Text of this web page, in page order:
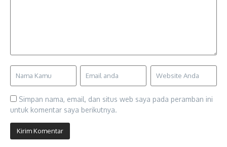
Simpan nama, email, dan situs web saya pada peramban ini
untuk komentar saya berikutnya.